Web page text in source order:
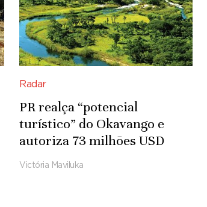
Radar
PR realça “potencial
turístico” do Okavango e
autoriza 73 milhões USD
para infra-estruturas
Victória Maviluka